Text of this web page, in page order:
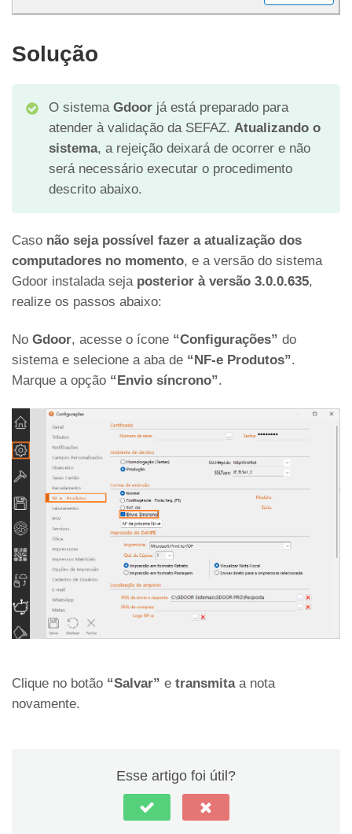
Solução
O sistema Gdoor já está preparado para
atender à validação da SEFAZ. Atualizando o
sistema, a rejeição deixará de ocorrer e não
será necessário executar o procedimento
descrito abaixo.
Caso não seja possível fazer a atualização dos
computadores no momento, e a versão do sistema
Gdoor instalada seja posterior à versão 3.0.0.635,
realize os passos abaixo:
No Gdoor, acesse o ícone “Configurações” do
sistema e selecione a aba de “NF-e Produtos”.
Marque a opção “Envio síncrono”.
Clique no botão “Salvar” e transmita a nota
novamente.
Esse artigo foi útil?